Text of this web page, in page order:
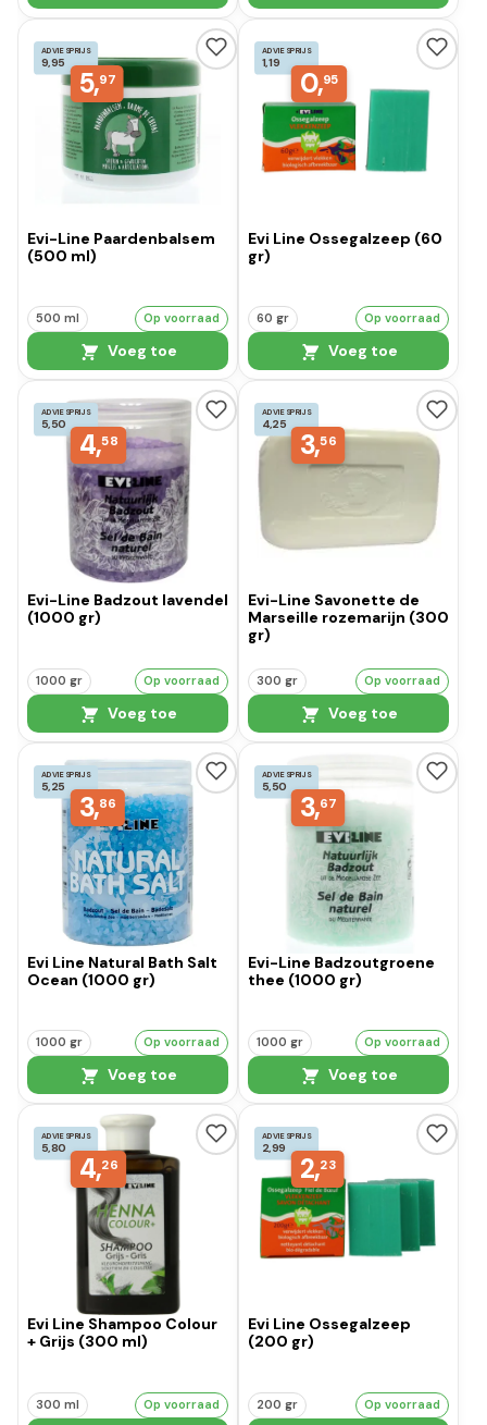
ADVIESPRIJS
9,95
5,97
Evi-Line Paardenbalsem
(500 ml)
500 ml Op voorraad
Voeg toe
ADVIESPRIJS
1,19
0,95
Evi Line Ossegalzeep (60
gr)
60 gr Op voorraad
Voeg toe
ADVIESPRIJS
5,50
4,58
Evi-Line Badzout lavendel
(1000 gr)
1000 gr Op voorraad
Voeg toe
ADVIESPRIJS
4,25
3,56
Evi-Line Savonette de
Marseille rozemarijn (300
gr)
300 gr Op voorraad
Voeg toe
ADVIESPRIJS
5,25
3,86
Evi Line Natural Bath Salt
Ocean (1000 gr)
1000 gr Op voorraad
Voeg toe
ADVIESPRIJS
5,50
3,67
Evi-Line Badzoutgroene
thee (1000 gr)
1000 gr Op voorraad
Voeg toe
ADVIESPRIJS
5,80
4,26
Evi Line Shampoo Colour
+ Grijs (300 ml)
300 ml Op voorraad
ADVIESPRIJS
2,99
2,23
Evi Line Ossegalzeep
(200 gr)
200 gr Op voorraad